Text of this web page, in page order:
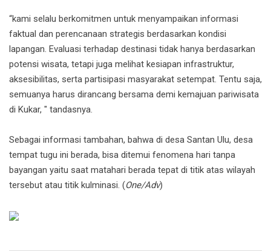
“kami selalu berkomitmen untuk menyampaikan informasi
faktual dan perencanaan strategis berdasarkan kondisi
lapangan. Evaluasi terhadap destinasi tidak hanya berdasarkan
potensi wisata, tetapi juga melihat kesiapan infrastruktur,
aksesibilitas, serta partisipasi masyarakat setempat. Tentu saja,
semuanya harus dirancang bersama demi kemajuan pariwisata
di Kukar, " tandasnya.
Sebagai informasi tambahan, bahwa di desa Santan Ulu, desa
tempat tugu ini berada, bisa ditemui fenomena hari tanpa
bayangan yaitu saat matahari berada tepat di titik atas wilayah
tersebut atau titik kulminasi. (One/Adv)